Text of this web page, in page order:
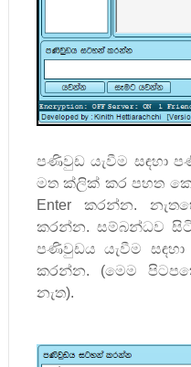
පණිවුඩ යැවීම සඳහා
මත ක්ලික් කර පහත
Enterකරන්න.
කරන්න. සම්බන්ධව
පණිවුඩය යැවීම සඳහා
කරන්න. (මෙම
නැත).